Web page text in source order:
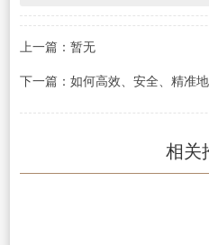
上一篇：暂无
下一篇：如何高效、安全、精准
相关